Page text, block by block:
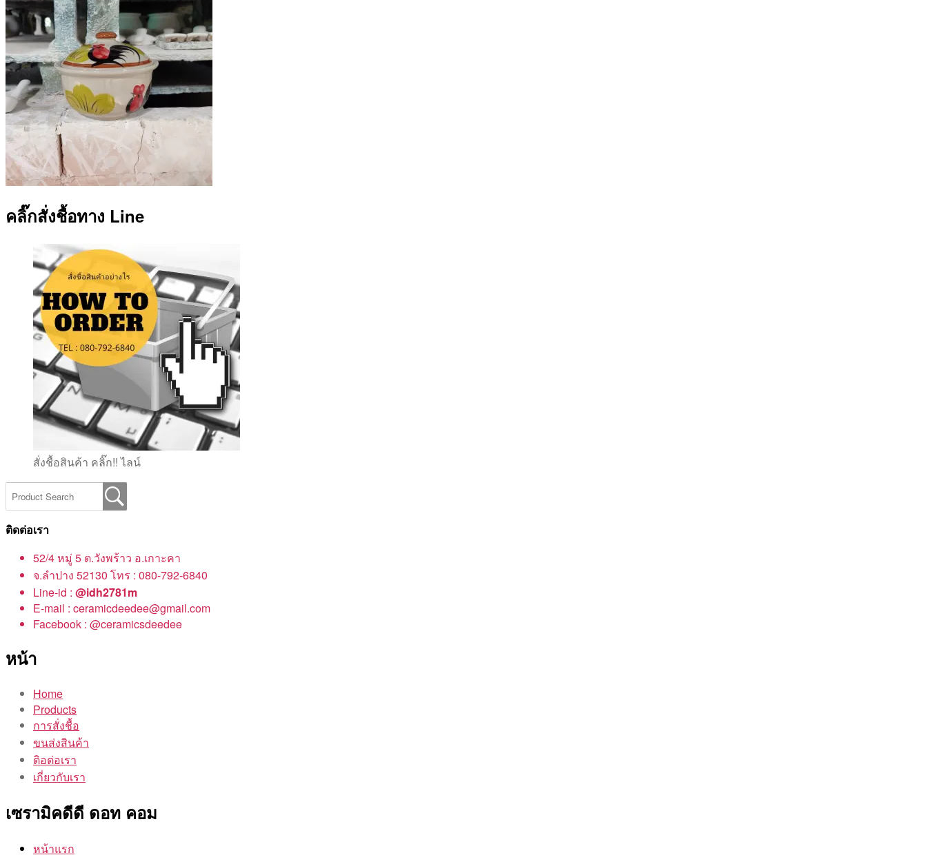
คลิ๊กสั่งชื้อทาง Line
สั่งชื้อสินค้า คลิ๊ก!! ไลน์
ติดต่อเรา
52/4 หมู่ 5 ต.วังพร้าว อ.เกาะคา
จ.ลำปาง 52130 โทร : 080-792-6840
Line-id : @idh2781m
E-mail : ceramicdeedee@gmail.com
Facebook : @ceramicsdeedee
หน้า
Home
Products
การสั่งชื้อ
ขนส่งสินค้า
ติอต่อเรา
เกี่ยวกับเรา
เซรามิคดีดี ดอท คอม
หน้าแรก